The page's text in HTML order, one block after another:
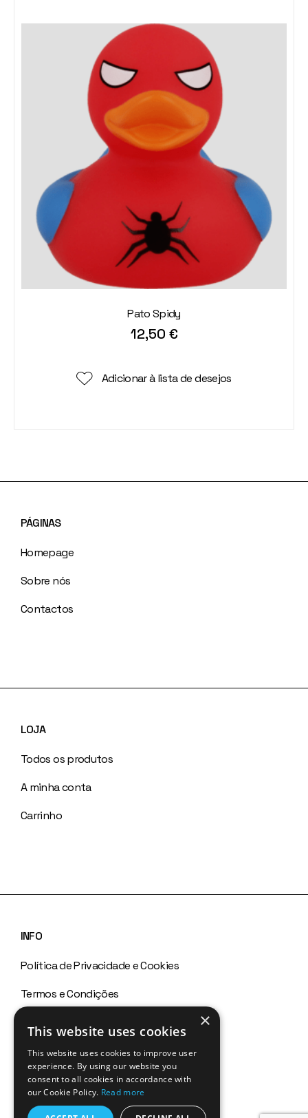
Pato Spidy
12,50 €
Adicionar à lista de desejos
PÁGINAS
Homepage
Sobre nós
Contactos
LOJA
Todos os produtos
A minha conta
Carrinho
INFO
Política de Privacidade e Cookies
Termos e Condições
Canal de Denúncias
FAQs
×
This website uses cookies
This website uses cookies to improve user
experience. By using our website you
consent to all cookies in accordance with
our Cookie Policy. Read more